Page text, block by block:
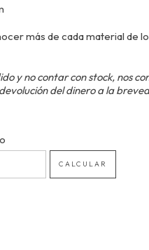
más de cada material de
y no contar con stock, nos
del dinero a la
CALCULAR